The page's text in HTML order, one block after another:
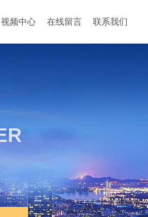
视频中心 在线留言 联系我们